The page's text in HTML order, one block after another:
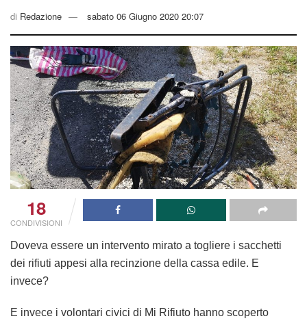
di Redazione sabato 06 Giugno 2020 20:07
18
CONDIVISIONI
Doveva essere un intervento mirato a togliere i sacchetti
dei rifiuti appesi alla recinzione della cassa edile. E
invece?
E invece i volontari civici di Mi Rifiuto hanno scoperto